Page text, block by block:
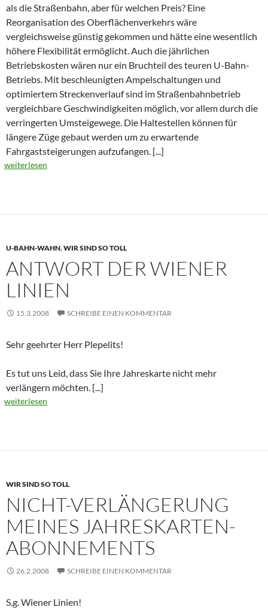
als die Straßenbahn, aber für welchen Preis? Eine
Reorganisation des Oberflächenverkehrs wäre
vergleichsweise günstig gekommen und hätte eine wesentlich
höhere Flexibilität ermöglicht. Auch die jährlichen
Betriebskosten wären nur ein Bruchteil des teuren U-Bahn-
Betriebs. Mit beschleunigten Ampelschaltungen und
optimiertem Streckenverlauf sind im Straßenbahnbetrieb
vergleichbare Geschwindigkeiten möglich, vor allem durch die
verringerten Umsteigewege. Die Haltestellen können für
längere Züge gebaut werden um zu erwartende
Fahrgaststeigerungen aufzufangen. [...]
weiterlesen
U-BAHN-WAHN,WIR SIND SO TOLL
ANTWORT DER WIENER
LINIEN
15.3.2008 SCHREIBE EINEN KOMMENTAR
Sehr geehrter Herr Plepelits!
Es tut uns Leid, dass Sie Ihre Jahreskarte nicht mehr
verlängern möchten. [...]
weiterlesen
WIR SIND SO TOLL
NICHT-VERLÄNGERUNG
MEINES JAHRESKARTEN-
ABONNEMENTS
26.2.2008 SCHREIBE EINEN KOMMENTAR
S.g. Wiener Linien!